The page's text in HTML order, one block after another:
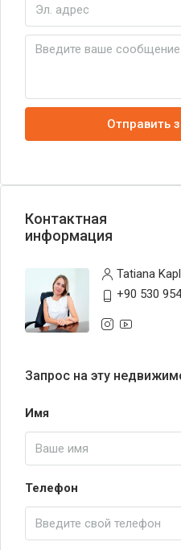
Отправить
Контактная
информация
Tatiana
+90 530
Запрос на эту
Имя
Телефон